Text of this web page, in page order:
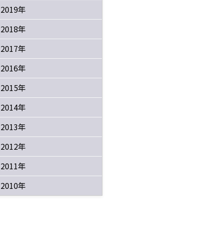
2019年
2018年
2017年
2016年
2015年
2014年
2013年
2012年
2011年
2010年